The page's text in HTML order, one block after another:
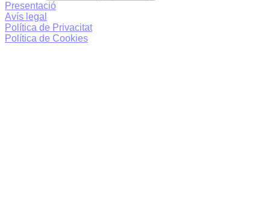
Presentació
Avís legal
Política de Privacitat
Política de Cookies